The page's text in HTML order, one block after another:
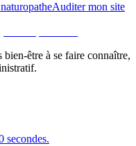
Auditer mon site
être à se faire connaître,
secondes.